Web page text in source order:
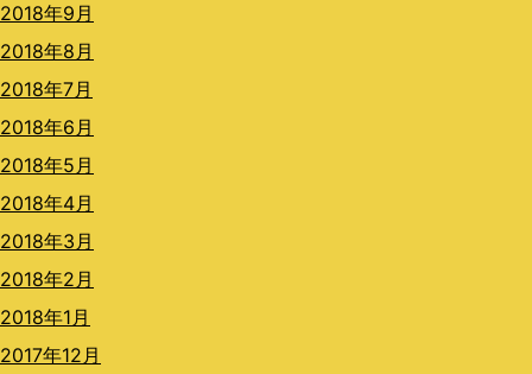
2018年9月
2018年8月
2018年7月
2018年6月
2018年5月
2018年4月
2018年3月
2018年2月
2018年1月
2017年12月